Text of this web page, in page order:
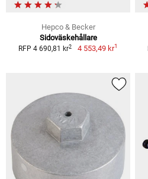
Hepco & Becker
Sidoväskehållare
RFP 4 690,81 kr2 4 553,49 kr1